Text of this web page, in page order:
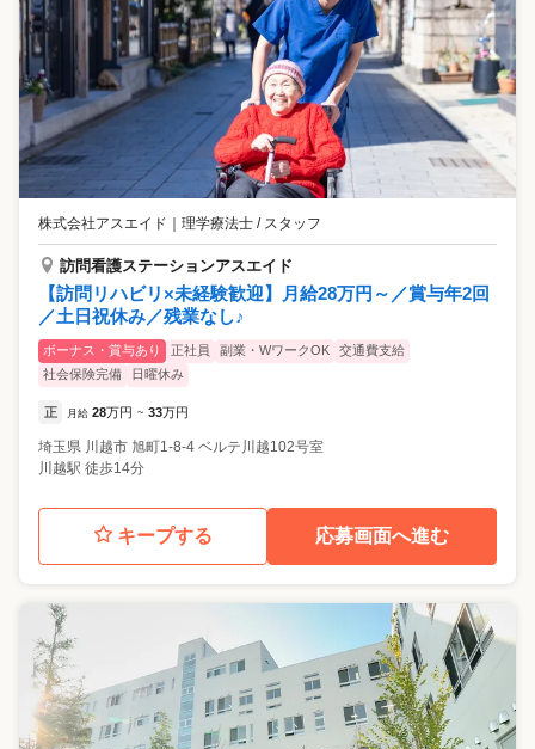
株式会社アスエイド ｜ 理学療法士 / スタッフ
訪問看護ステーションアスエイド
【訪問リハビリ×未経験歓迎】月給28万円～／賞与年2回
／土日祝休み／残業なし♪
ボーナス・賞与あり 正社員 副業・WワークOK
交通費支給
社会保険完備
日曜休み
正 月給 28万円 ~ 33万円
埼玉県 川越市 旭町1-8-4 ベルテ川越102号室
川越駅 徒歩14分
キープする 応募画面へ進む